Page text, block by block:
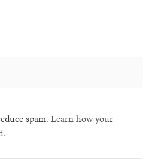
spam. Learn how your